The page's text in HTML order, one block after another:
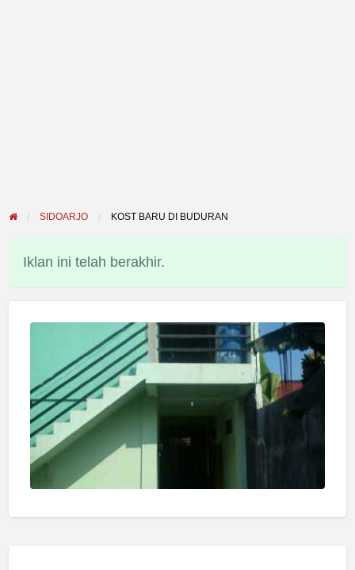
SIDOARJO KOST BARU DI BUDURAN
Iklan ini telah berakhir.